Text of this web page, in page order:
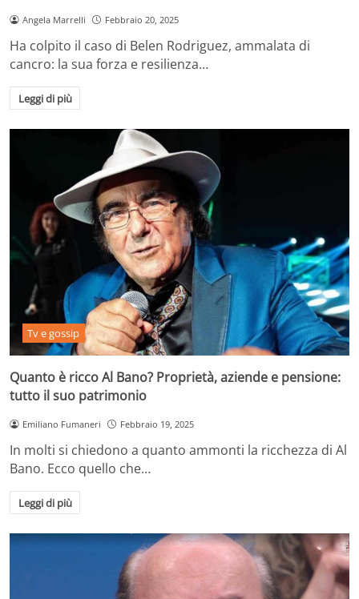
Angela Marrelli Febbraio 20, 2025
Ha colpito il caso di Belen Rodriguez, ammalata di
cancro: la sua forza e resilienza…
Leggi di più
Tv e gossip
Quanto è ricco Al Bano? Proprietà, aziende e pensione:
tutto il suo patrimonio
Emiliano Fumaneri Febbraio 19, 2025
In molti si chiedono a quanto ammonti la ricchezza di Al
Bano. Ecco quello che…
Leggi di più